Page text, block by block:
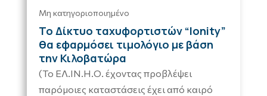
Το Δίκτυο ταχυφορτιστών “Ionity”
θα εφαρμόσει τιμολόγιο με βάση
την Κιλοβατώρα
Μη κατηγοριοποιημένο
(Το ΕΛ.ΙΝ.Η.Ο. έχοντας προβλέψει
παρόμοιες καταστάσεις έχει από καιρό